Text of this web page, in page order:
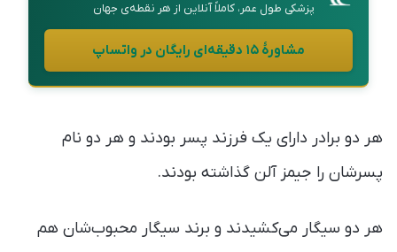
پزشکی طول عمر، کاملاً آنلاین از هر نقطه‌ی جهان
مشاورهٔ ۱۵ دقیقه‌ای رایگان در واتساپ
هر دو برادر دارای یک فرزند پسر بودند و هر دو نام
پسرشان را جیمز آلن گذاشته بودند.
هر دو سیگار می‌کشیدند و برند سیگار محبوب‌شان هم